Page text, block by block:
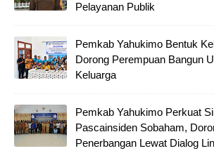
Pelayanan Publik
Pemkab Yahukimo Bentuk
Dorong Perempuan Bangun
Keluarga
Pemkab Yahukimo Perkuat
Pascainsiden Sobaham,
Penerbangan Lewat Dialog